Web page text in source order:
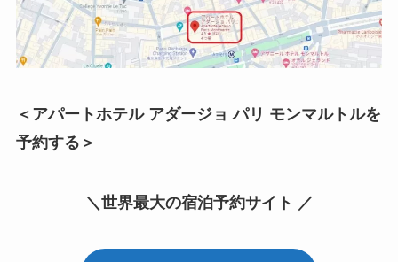
＜アパートホテル アダージョ パリ モンマルトルを
予約する＞
＼世界最大の宿泊予約サイト ／